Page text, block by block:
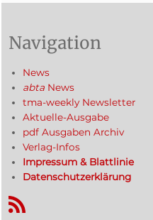
Navigation
News
abta News
tma-weekly Newsletter
Aktuelle-Ausgabe
pdf Ausgaben Archiv
Verlag-Infos
Impressum & Blattlinie
Datenschutzerklärung
RSS-Feed